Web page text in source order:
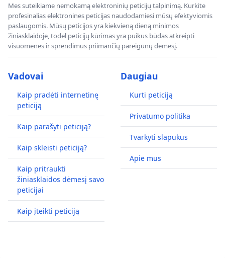
Mes suteikiame nemokamą elektroninių peticijų talpinimą. Kurkite
profesinalias elektronines peticijas naudodamiesi mūsų efektyviomis
paslaugomis. Mūsų peticijos yra kiekvieną dieną minimos
žiniasklaidoje, todėl peticijų kūrimas yra puikus būdas atkreipti
visuomenės ir sprendimus priimančių pareigūnų dėmesį.
Vadovai
Kaip pradėti internetinę
peticiją
Kaip parašyti peticiją?
Kaip skleisti peticiją?
Kaip pritraukti
žiniasklaidos dėmesį savo
peticijai
Kaip įteikti peticiją
Daugiau
Kurti peticiją
Privatumo politika
Tvarkyti slapukus
Apie mus